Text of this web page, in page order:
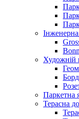
Художній
Паркетна
Терасна